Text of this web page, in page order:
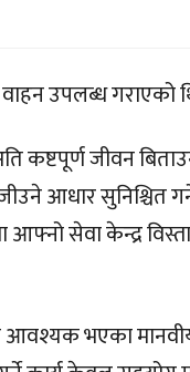
उपलब्ध गराएको
कष्टपूर्ण जीवन
आधार सुनिश्चित
सेवा केन्द्र
भएका मानवीय